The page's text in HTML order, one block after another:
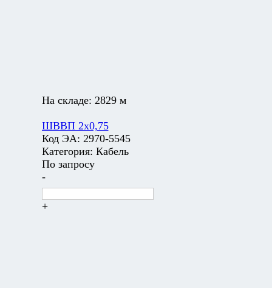
На складе: 2829 м
ШВВП 2х0,75
Код ЭА: 2970-5545
Категория: Кабель
По запросу
-
+